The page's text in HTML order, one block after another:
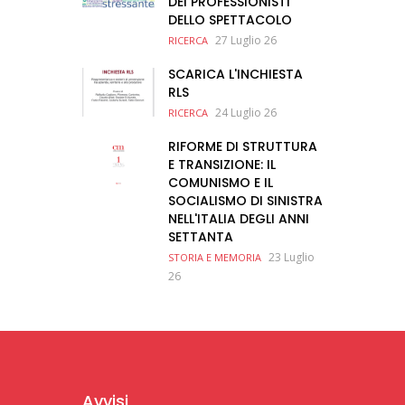
DELLO SPETTACOLO
RICERCA 27 Luglio 26
SCARICA L'INCHIESTA
RLS
RICERCA 24 Luglio 26
RIFORME DI STRUTTURA
E TRANSIZIONE: IL
COMUNISMO E IL
SOCIALISMO DI SINISTRA
NELL'ITALIA DEGLI ANNI
SETTANTA
STORIA E MEMORIA 23 Luglio
26